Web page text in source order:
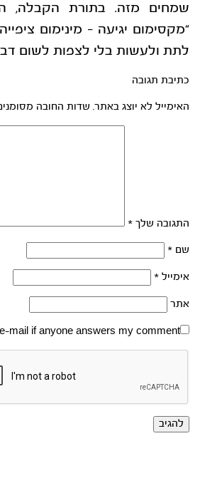
שמחים מזה. בתורת הקבלה,
“מקסימום יגיעה – מינימום
לתת ולעשות בלי לצפות לשום
כתיבת תגובה
האימייל לא יוצג באתר. שדות החובה
התגובה שלך *
שם *
אימייל *
אתר
mail if anyone answers my comment.